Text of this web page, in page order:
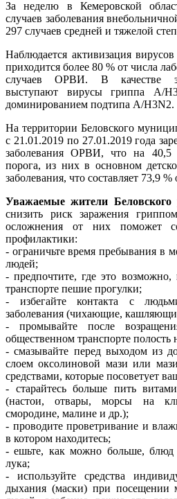
За неделю в Кемеровской
случаев заболевания
297 случаев средней и тяжелой
Наблюдается активизация
приходится более 80 % от числа
случаев ОРВИ. В качестве
выступают вирусы гриппа A/
доминированием подтипа A/H3N2.
На территории Беловского
с 21.01.2019 по 27.01.2019 года
заболевания ОРВИ, что на 40,5
порога, из них в основном
заболевания, что составляет 73,9
Уважаемые жители Беловского
снизить риск заражения
осложнения от них поможет
профилактики:
- ограничьте время пребывания в
людей;
- предпочтите, где это
транспорте пешие прогулки;
- избегайте контакта с
заболевания (чихающие,
- промывайте после
общественном транспорте полость
- смазывайте перед выходом из
слоем оксолиновой мази или
средствами, которые посоветует
- старайтесь больше пить
(настои, отвары, морсы на
смородине, малине и др.);
- проводите проветривание и
в котором находитесь;
- ешьте, как можно больше, блюд
лука;
- используйте средства
дыхания (маски) при посещении